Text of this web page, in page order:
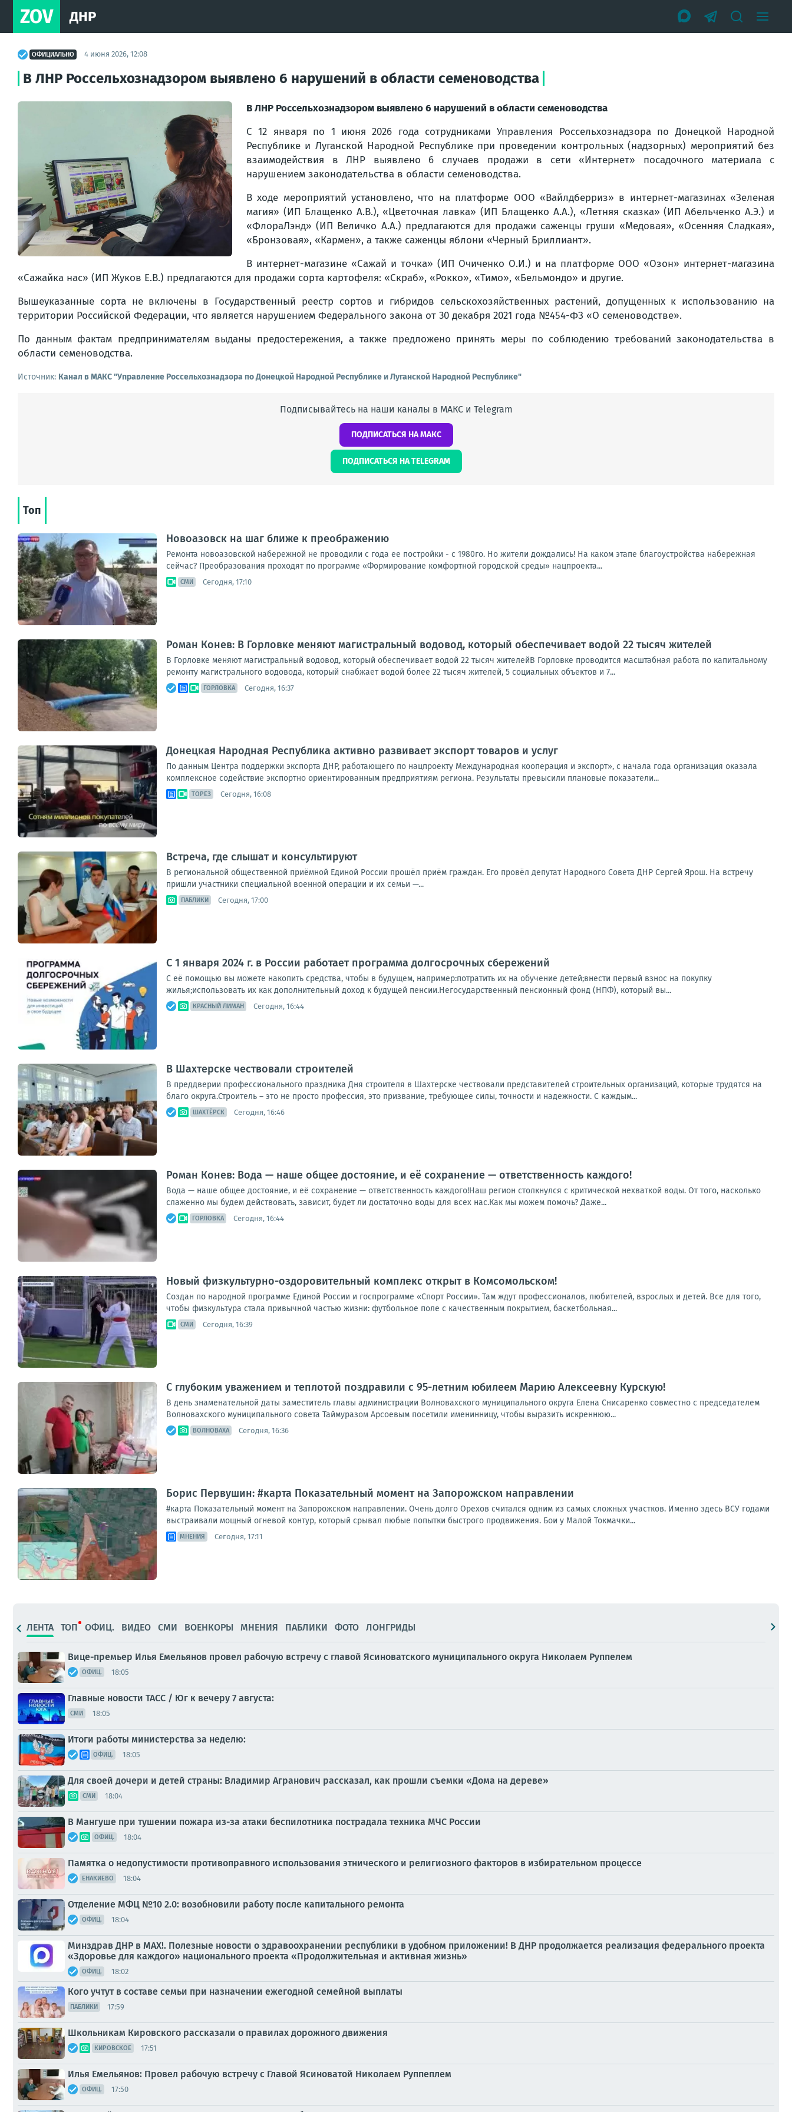
ZOV ДНР
ОФИЦИАЛЬНО 4 июня 2026, 12:08
В ЛНР Россельхознадзором выявлено 6 нарушений в области семеноводства
В ЛНР Россельхознадзором выявлено 6 нарушений в области семеноводства
С 12 января по 1 июня 2026 года сотрудниками Управления Россельхознадзора по Донецкой Народной
Республике и Луганской Народной Республике при проведении контрольных (надзорных) мероприятий без
взаимодействия в ЛНР выявлено 6 случаев продажи в сети «Интернет» посадочного материала с
нарушением законодательства в области семеноводства.
В ходе мероприятий установлено, что на платформе ООО «Вайлдберриз» в интернет-магазинах «Зеленая
магия» (ИП Блащенко А.В.), «Цветочная лавка» (ИП Блащенко А.А.), «Летняя сказка» (ИП Абельченко А.Э.) и
«ФлораЛэнд» (ИП Величко А.А.) предлагаются для продажи саженцы груши «Медовая», «Осенняя Сладкая»,
«Бронзовая», «Кармен», а также саженцы яблони «Черный Бриллиант».
В интернет-магазине «Сажай и точка» (ИП Очиченко О.И.) и на платформе ООО «Озон» интернет-магазина
«Сажайка нас» (ИП Жуков Е.В.) предлагаются для продажи сорта картофеля: «Скраб», «Рокко», «Тимо», «Бельмондо» и другие.
Вышеуказанные сорта не включены в Государственный реестр сортов и гибридов сельскохозяйственных растений, допущенных к использованию на
территории Российской Федерации, что является нарушением Федерального закона от 30 декабря 2021 года №454-ФЗ «О семеноводстве».
По данным фактам предпринимателям выданы предостережения, а также предложено принять меры по соблюдению требований законодательства в
области семеноводства.
Источник: Канал в МАКС "Управление Россельхознадзора по Донецкой Народной Республике и Луганской Народной Республике"
Подписывайтесь на наши каналы в МАКС и Telegram
ПОДПИСАТЬСЯ НА МАКС
ПОДПИСАТЬСЯ НА TELEGRAM
Топ
Новоазовск на шаг ближе к преображению
Ремонта новоазовской набережной не проводили с года ее постройки - с 1980го. Но жители дождались! На каком этапе благоустройства набережная
сейчас? Преобразования проходят по программе «Формирование комфортной городской среды» нацпроекта...
СМИ Сегодня, 17:10
Роман Конев: В Горловке меняют магистральный водовод, который обеспечивает водой 22 тысяч жителей
В Горловке меняют магистральный водовод, который обеспечивает водой 22 тысяч жителейВ Горловке проводится масштабная работа по капитальному
ремонту магистрального водовода, который снабжает водой более 22 тысяч жителей, 5 социальных объектов и 7...
ГОРЛОВКА Сегодня, 16:37
Донецкая Народная Республика активно развивает экспорт товаров и услуг
По данным Центра поддержки экспорта ДНР, работающего по нацпроекту Международная кооперация и экспорт», с начала года организация оказала
комплексное содействие экспортно ориентированным предприятиям региона. Результаты превысили плановые показатели...
ТОРЕЗ Сегодня, 16:08
Встреча, где слышат и консультируют
В региональной общественной приёмной Единой России прошёл приём граждан. Его провёл депутат Народного Совета ДНР Сергей Ярош. На встречу
пришли участники специальной военной операции и их семьи —...
ПАБЛИКИ Сегодня, 17:00
С 1 января 2024 г. в России работает программа долгосрочных сбережений
С её помощью вы можете накопить средства, чтобы в будущем, например:потратить их на обучение детей;внести первый взнос на покупку
жилья;использовать их как дополнительный доход к будущей пенсии.Негосударственный пенсионный фонд (НПФ), который вы...
КРАСНЫЙ ЛИМАН Сегодня, 16:44
В Шахтерске чествовали строителей
В преддверии профессионального праздника Дня строителя в Шахтерске чествовали представителей строительных организаций, которые трудятся на
благо округа.Строитель – это не просто профессия, это призвание, требующее силы, точности и надежности. С каждым...
ШАХТЁРСК Сегодня, 16:46
Роман Конев: Вода — наше общее достояние, и её сохранение — ответственность каждого!
Вода — наше общее достояние, и её сохранение — ответственность каждого!Наш регион столкнулся с критической нехваткой воды. От того, насколько
слаженно мы будем действовать, зависит, будет ли достаточно воды для всех нас.Как мы можем помочь? Даже...
ГОРЛОВКА Сегодня, 16:44
Новый физкультурно-оздоровительный комплекс открыт в Комсомольском!
Создан по народной программе Единой России и госпрограмме «Спорт России». Там ждут профессионалов, любителей, взрослых и детей. Все для того,
чтобы физкультура стала привычной частью жизни: футбольное поле с качественным покрытием, баскетбольная...
СМИ Сегодня, 16:39
С глубоким уважением и теплотой поздравили с 95-летним юбилеем Марию Алексеевну Курскую!
В день знаменательной даты заместитель главы администрации Волновахского муниципального округа Елена Снисаренко совместно с председателем
Волновахского муниципального совета Таймуразом Арсоевым посетили именинницу, чтобы выразить искреннюю...
ВОЛНОВАХА Сегодня, 16:36
Борис Первушин: #карта Показательный момент на Запорожском направлении
#карта Показательный момент на Запорожском направлении. Очень долго Орехов считался одним из самых сложных участков. Именно здесь ВСУ годами
выстраивали мощный огневой контур, который срывал любые попытки быстрого продвижения. Бои у Малой Токмачки...
МНЕНИЯ Сегодня, 17:11
ЛЕНТА ТОП ОФИЦ. ВИДЕО СМИ ВОЕНКОРЫ МНЕНИЯ ПАБЛИКИ ФОТО ЛОНГРИДЫ
Вице-премьер Илья Емельянов провел рабочую встречу с главой Ясиноватского муниципального округа Николаем Руппелем
ОФИЦ. 18:05
Главные новости ТАСС / Юг к вечеру 7 августа:
СМИ 18:05
Итоги работы министерства за неделю:
ОФИЦ. 18:05
Для своей дочери и детей страны: Владимир Агранович рассказал, как прошли съемки «Дома на дереве»
СМИ 18:04
В Мангуше при тушении пожара из-за атаки беспилотника пострадала техника МЧС России
ОФИЦ. 18:04
Памятка о недопустимости противоправного использования этнического и религиозного факторов в избирательном процессе
ЕНАКИЕВО 18:04
Отделение МФЦ №10 2.0: возобновили работу после капитального ремонта
ОФИЦ. 18:04
Минздрав ДНР в МАХ!. Полезные новости о здравоохранении республики в удобном приложении! В ДНР продолжается реализация федерального проекта
«Здоровье для каждого» национального проекта «Продолжительная и активная жизнь»
ОФИЦ. 18:02
Кого учтут в составе семьи при назначении ежегодной семейной выплаты
ПАБЛИКИ 17:59
Школьникам Кировского рассказали о правилах дорожного движения
КИРОВСКОЕ 17:51
Илья Емельянов: Провел рабочую встречу с Главой Ясиноватой Николаем Руппеплем
ОФИЦ. 17:50